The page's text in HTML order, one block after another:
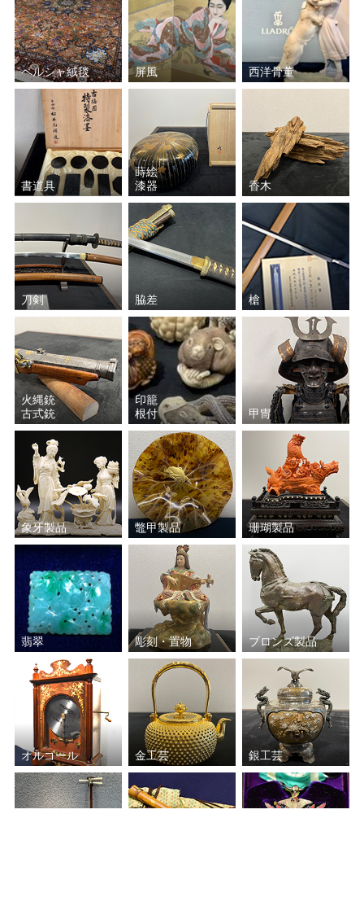
中里 重利 波多野 善蔵
山本 陶秀 前端 春斎
香取 正彦 楠部 彌弌
近藤 悠三 大角 幸枝
大場 松魚
岩田 藤七 加藤 唐九郎
磯井 如真 一后一兆
鹿島 一谷 箕浦 竹甫
永楽 善五郎 加守田 章二
黒田 正玄 北大路 魯山人
黒木 国昭 鈴木 藏
川瀬 表完 沈壽官
谷本 光生 若尾 利貞
清瀬 一光 川喜田 半泥子
高橋 敬典 萩井 好斎
長岡 空郷 秦 蔵六
四代 赤沢露石 角 偉三郎
河井 寛次郎 小山 冨士夫
藤本 能道
ペルシャ絨毯 屏風 西洋骨董
書道具
蒔絵
漆器
香木
刀剣 脇差 槍
火縄銃
古式銃
印籠
根付
甲冑
象牙製品 鼈甲製品 珊瑚製品
翡翠 彫刻・置物 ブロンズ製品
オルゴール 金工芸 銀工芸